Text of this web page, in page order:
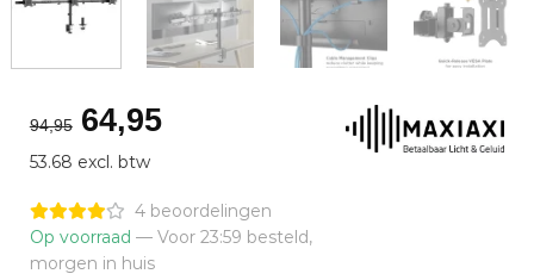
94,95 Oorspronkelijke
prijs
was:
€94,95.
64,95Huidige
€64,95.
53.68 excl. btw
4 beoordelingen
Op voorraad — Voor 23:59 besteld,
morgen in huis